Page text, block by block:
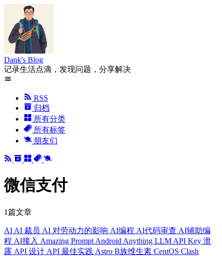
Dank's Blog
记录生活点滴，发现问题，分享解决
RSS
归档
所有分类
所有标签
朋友们
微信支付
1篇文章
AI AI 裁员 AI 对劳动力的影响 AI编程 AI代码审查 AI辅助编
程 AI接入 Amazing Prompt Android Anything LLM API Key 泄
露 API 设计 API 最佳实践 Astro B族维生素 CentOS Clash